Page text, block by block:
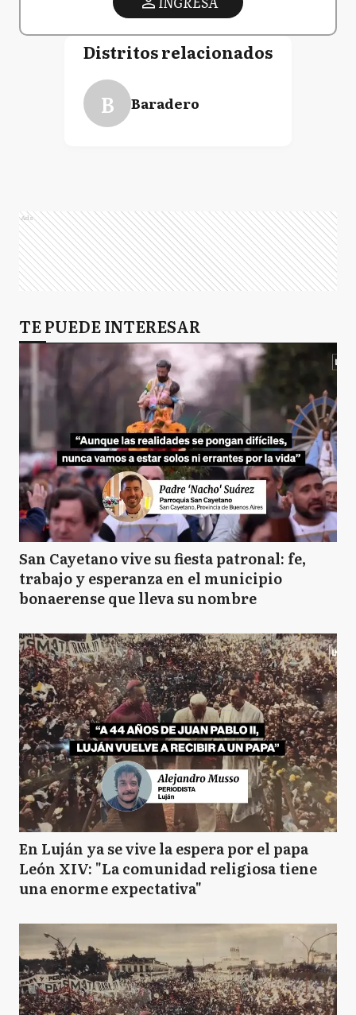
Distritos relacionados
B Baradero
Ads
TE PUEDE INTERESAR
San Cayetano vive su fiesta patronal: fe,
trabajo y esperanza en el municipio
bonaerense que lleva su nombre
En Luján ya se vive la espera por el papa
León XIV: "La comunidad religiosa tiene
una enorme expectativa"